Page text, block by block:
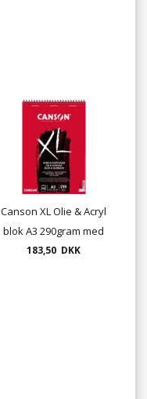
Canson XL Olie & Acryl
blok A3 290gram med
spiral - 30 ark.
183,50 DKK